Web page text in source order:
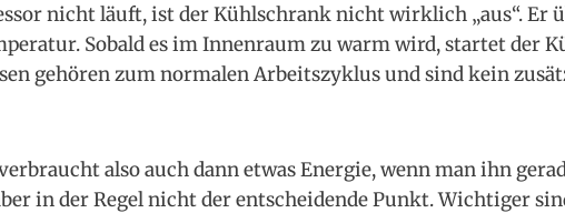
nicht läuft, ist der Kühlschrank nicht wirklich „aus“. Er
Sobald es im Innenraum zu warm wird, startet der
gehören zum normalen Arbeitszyklus und sind kein
also auch dann etwas Energie, wenn man ihn
in der Regel nicht der entscheidende Punkt. Wichtiger